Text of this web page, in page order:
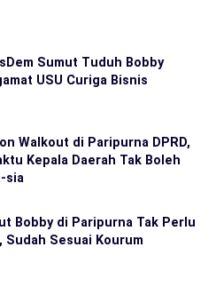
Sumut Tuduh Bobby
USU Curiga Bisnis
Walkout di Paripurna DPRD,
Kepala Daerah Tak Boleh
sia
Bobby di Paripurna Tak Perlu
Sudah Sesuai Kourum